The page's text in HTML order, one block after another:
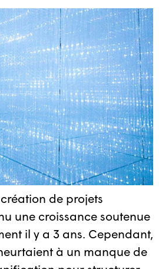
de projets
une croissance soutenue
il y a 3 ans. Cependant,
à un manque de